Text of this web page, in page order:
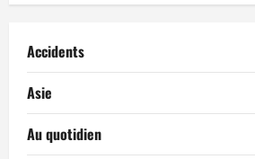
Accidents
Asie
Au quotidien